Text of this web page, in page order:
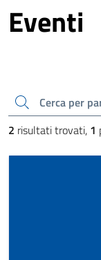
Eventi
Cerca una parola chiave
2 risultati trovati, 1